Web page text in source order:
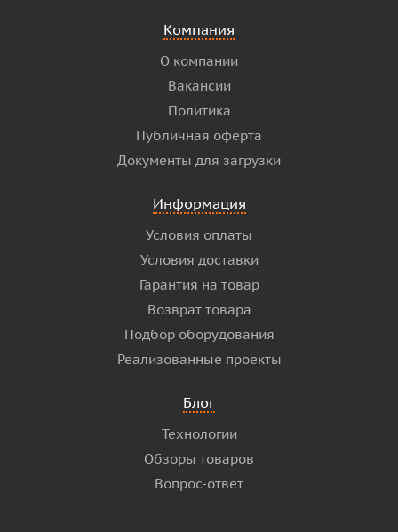
Компания
О компании
Вакансии
Политика
Публичная оферта
Документы для загрузки
Информация
Условия оплаты
Условия доставки
Гарантия на товар
Возврат товара
Подбор оборудования
Реализованные проекты
Блог
Технологии
Обзоры товаров
Вопрос-ответ